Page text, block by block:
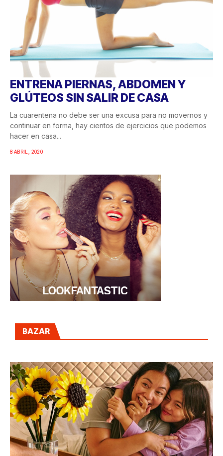
ENTRENA PIERNAS, ABDOMEN Y
GLÚTEOS SIN SALIR DE CASA
La cuarentena no debe ser una excusa para no movernos y
continuar en forma, hay cientos de ejercicios que podemos
hacer en casa...
8 ABRIL, 2020
BAZAR